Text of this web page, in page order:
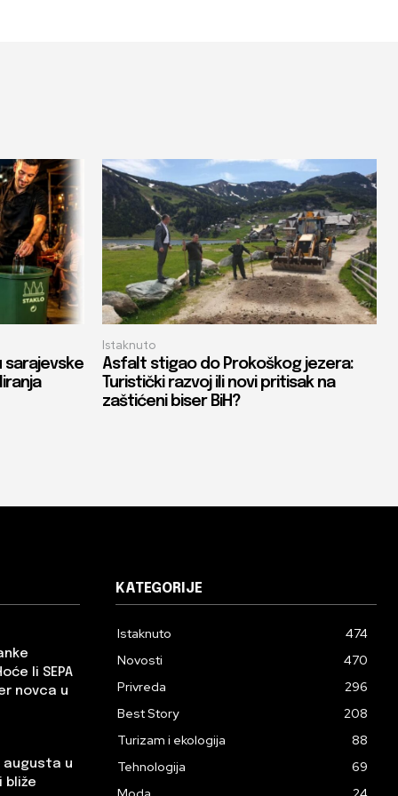
sarajevske
Istaknuto
Asfalt stigao do Prokoškog jezera:
Turistički razvoj ili novi pritisak na
zaštićeni biser BiH?
li SEPA
novca u
augusta u
bliže
KATEGORIJE
Istaknuto
474
Novosti
470
Privreda
296
Best Story
208
Turizam i ekologija
88
Tehnologija
69